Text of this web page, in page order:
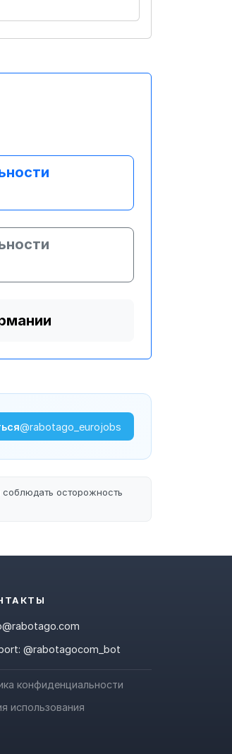
@rabotago_eurojobs
осторожность
@rabotagocom_bot
конфиденциальности
использования